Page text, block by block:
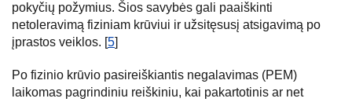
pokyčių požymius. Šios savybės gali paaiškinti
netoleravimą fiziniam krūviui ir užsitęsusį atsigavimą po
įprastos veiklos. [5]
Po fizinio krūvio pasireiškiantis negalavimas (PEM)
laikomas pagrindiniu reiškiniu, kai pakartotinis ar net